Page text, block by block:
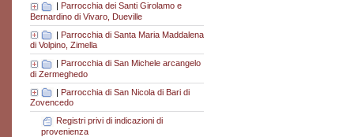
| Parrocchia dei Santi Girolamo e
Bernardino di Vivaro, Dueville
| Parrocchia di Santa Maria Maddalena
di Volpino, Zimella
| Parrocchia di San Michele arcangelo
di Zermeghedo
| Parrocchia di San Nicola di Bari di
Zovencedo
Registri privi di indicazioni di
provenienza